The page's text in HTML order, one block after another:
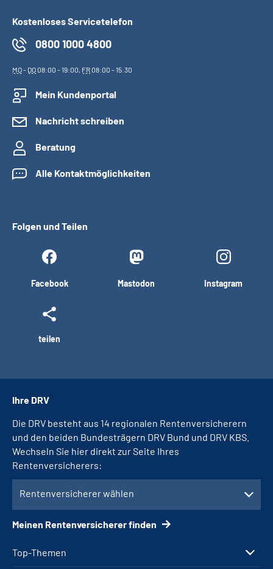
Kostenloses Servicetelefon
0800 1000 4800
MO- DO08:00 - 19:00, FR08:00 - 15:30
Mein Kundenportal
Nachricht schreiben
Beratung
Alle Kontaktmöglichkeiten
Folgen und Teilen
Facebook Mastodon Instagram
teilen
Top-Themen
Ihre DRV
Die DRV besteht aus 14 regionalen Rentenversicherern
und den beiden Bundesträgern DRV Bund und DRV KBS.
Wechseln Sie hier direkt zur Seite Ihres
Rentenversicherers:
Rentenversicherer wählen
Meinen Rentenversicherer finden